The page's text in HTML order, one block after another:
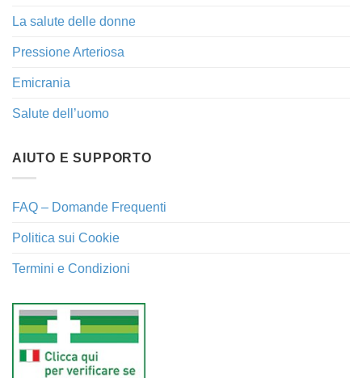
La salute delle donne
Pressione Arteriosa
Emicrania
Salute dell’uomo
AIUTO E SUPPORTO
FAQ – Domande Frequenti
Politica sui Cookie
Termini e Condizioni